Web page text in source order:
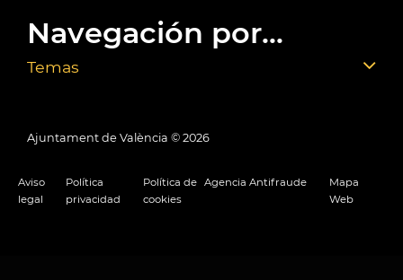
Navegación por...
Temas
Ajuntament de València © 2026
Aviso
legal
Política
privacidad
Política de
cookies
Agencia Antifraude
Mapa
Web